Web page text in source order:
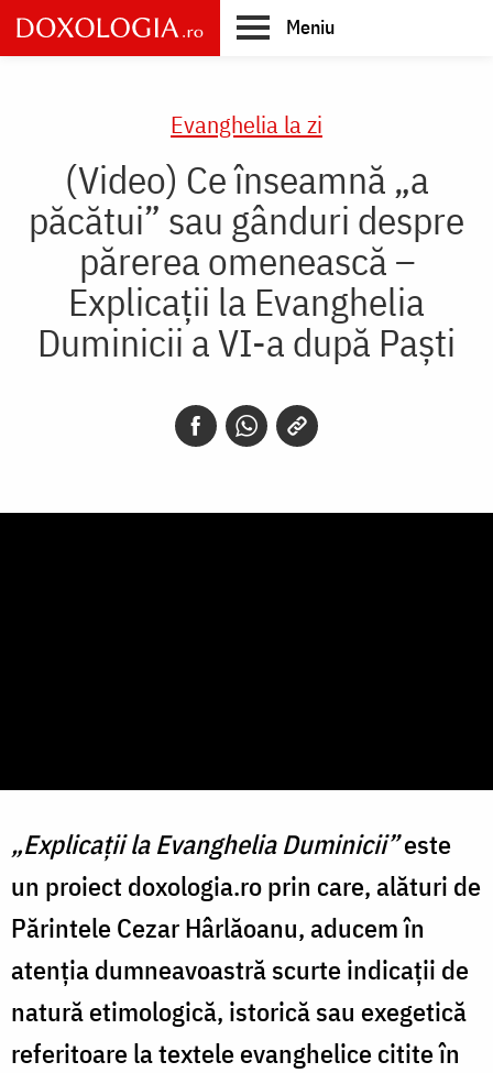
Skip
to
main
Meniu
Evanghelia la zi
(Video) Ce înseamnă „a
păcătui” sau gânduri despre
părerea omenească –
Explicații la Evanghelia
Duminicii a VI-a după Paști
„Explicații la Evanghelia Duminicii”este
un proiect doxologia.ro prin care, alături de
Părintele Cezar Hârlăoanu, aducem în
atenția dumneavoastră scurte indicaţii de
natură etimologică, istorică sau exegetică
referitoare la textele evanghelice citite în